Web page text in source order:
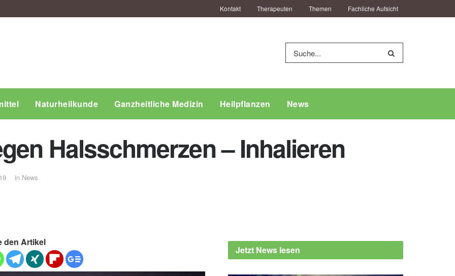
Kontakt Therapeuten Themen Fachliche Aufsicht
Naturheilkunde Ganzheitliche Medizin Heilpflanzen News
Halsschmerzen – Inhalieren
in News
den Artikel
Jetzt News lesen